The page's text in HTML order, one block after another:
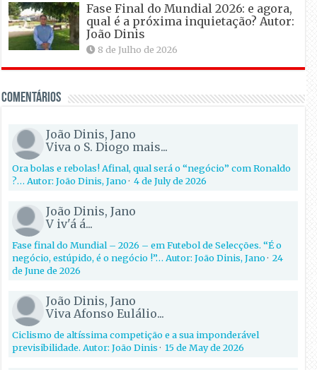
Fase Final do Mundial 2026: e agora,
qual é a próxima inquietação? Autor:
João Dinis
8 de Julho de 2026
Comentários
João Dinis, Jano
Viva o S. Diogo mais...
Ora bolas e rebolas! Afinal, qual será o “negócio” com Ronaldo
?… Autor: João Dinis, Jano·4 de July de 2026
João Dinis, Jano
V iv'á á...
Fase final do Mundial – 2026 – em Futebol de Selecções. “É o
negócio, estúpido, é o negócio !”… Autor: João Dinis, Jano·24
de June de 2026
João Dinis, Jano
Viva Afonso Eulálio...
Ciclismo de altíssima competição e a sua imponderável
previsibilidade. Autor: João Dinis·15 de May de 2026